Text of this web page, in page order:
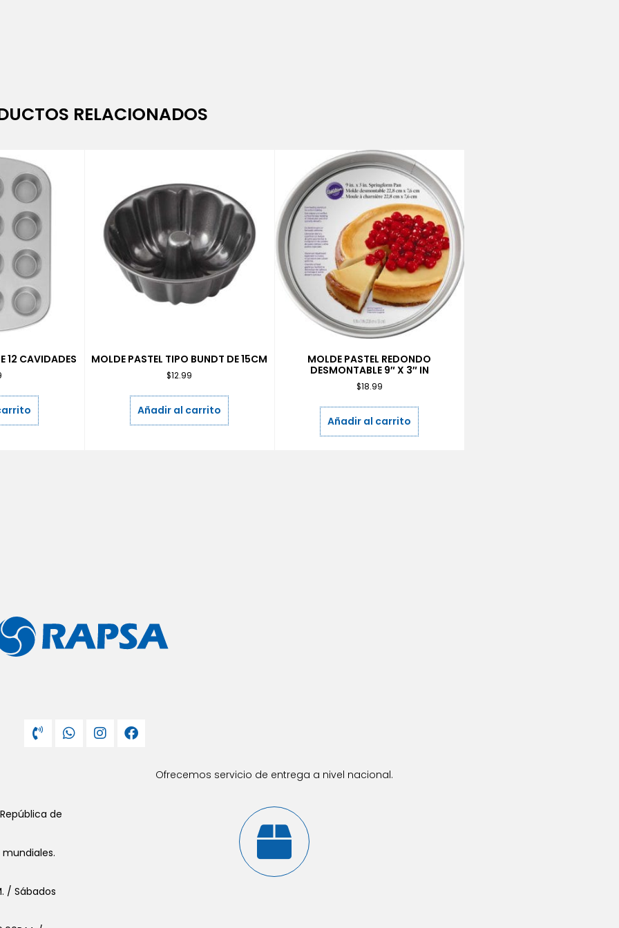
RELACIONADOS
12 CAVIDADES MOLDE PASTEL TIPO BUNDT DE 15CM
$12.99
Añadir al carrito
MOLDE PASTEL REDONDO
DESMONTABLE 9″ X 3″ IN
$18.99
Añadir al carrito
de
/ Sábados
Ofrecemos servicio de entrega a nivel nacional.